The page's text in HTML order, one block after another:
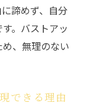
諦めず、自分
。バストアッ
、無理のない
できる理由